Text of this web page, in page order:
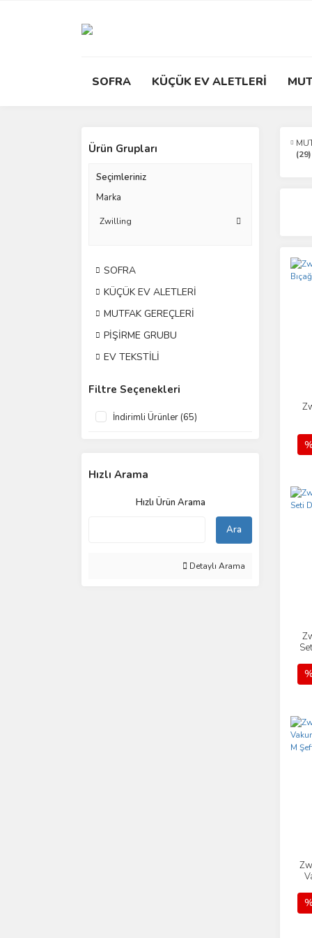
SOFRA KÜÇÜK EV ALETLERİ
Ürün Grupları
Seçimleriniz
Marka
Zwilling
SOFRA
KÜÇÜK EV ALETLERİ
MUTFAK GEREÇLERİ
PİŞİRME GRUBU
EV TEKSTİLİ
Filtre Seçenekleri
İndirimli Ürünler (65)
Hızlı Arama
Hızlı Ürün Arama
Ara
Detaylı Arama
(29)